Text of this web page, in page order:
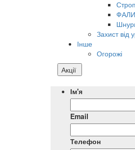
ФАЛИ
Захист від
Інше
Огорожі
Акції
Ім'я
Email
Телефон